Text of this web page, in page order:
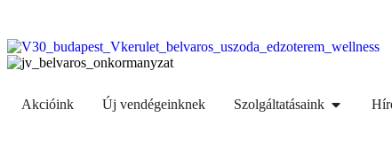
Akcióink Új vendégeinknek Szolgáltatásaink